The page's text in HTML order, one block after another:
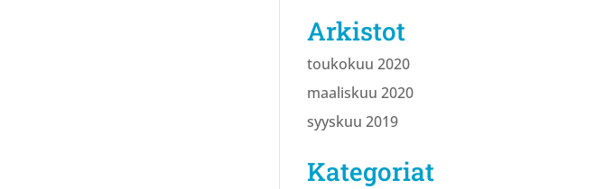
Arkistot
toukokuu 2020
maaliskuu 2020
syyskuu 2019
Kategoriat